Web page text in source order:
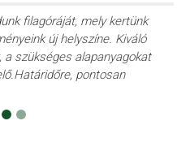
filagóráját, mely kertünk
új helyszíne. Kiváló
szükséges alapanyagokat
pontosan